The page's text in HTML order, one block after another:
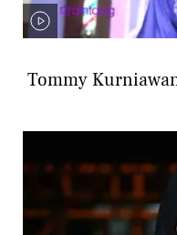
Tommy